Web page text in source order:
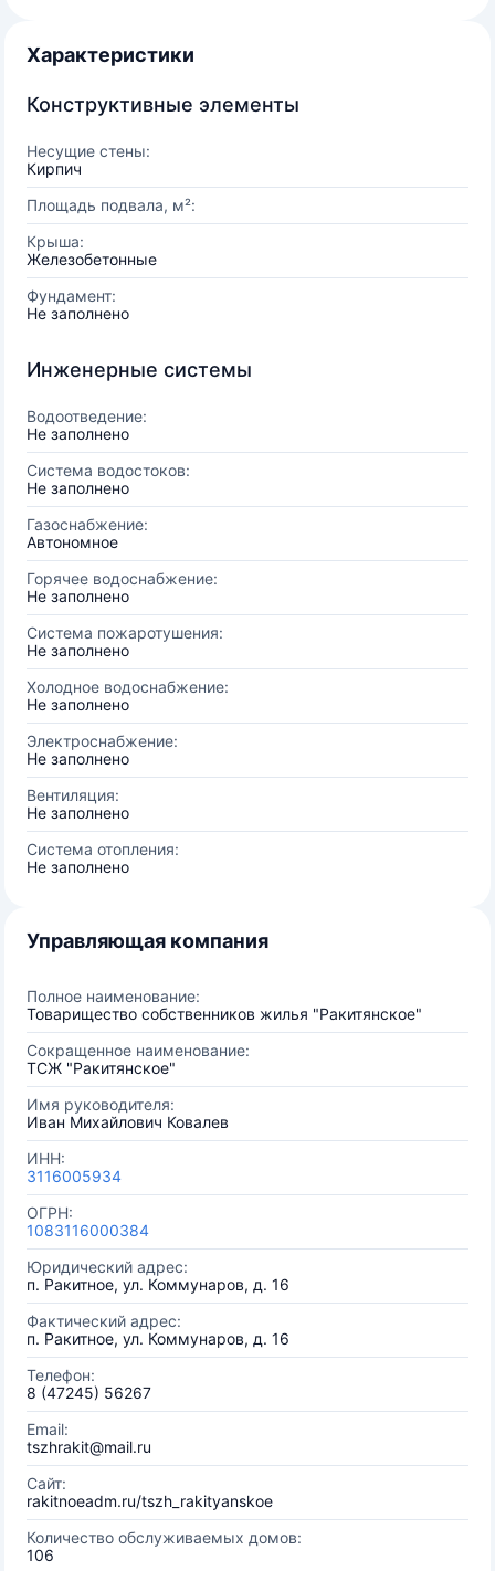
Характеристики
Конструктивные элементы
Несущие стены:
Кирпич
Площадь подвала, м²:
Крыша:
Железобетонные
Фундамент:
Не заполнено
Инженерные системы
Водоотведение:
Не заполнено
Система водостоков:
Не заполнено
Газоснабжение:
Автономное
Горячее водоснабжение:
Не заполнено
Система пожаротушения:
Не заполнено
Холодное водоснабжение:
Не заполнено
Электроснабжение:
Не заполнено
Вентиляция:
Не заполнено
Система отопления:
Не заполнено
Управляющая компания
Полное наименование:
Товарищество собственников жилья "Ракитянское"
Сокращенное наименование:
ТСЖ "Ракитянское"
Имя руководителя:
Иван Михайлович Ковалев
ИНН:
3116005934
ОГРН:
1083116000384
Юридический адрес:
п. Ракитное, ул. Коммунаров, д. 16
Фактический адрес:
п. Ракитное, ул. Коммунаров, д. 16
Телефон:
8 (47245) 56267
Email:
tszhrakit@mail.ru
Сайт:
rakitnoeadm.ru/tszh_rakityanskoe
Количество обслуживаемых домов:
106